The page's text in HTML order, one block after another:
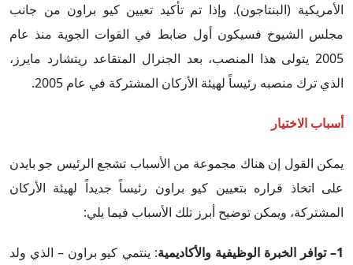
الأمريكية (البنتاجون). وإذا تم تأكيد تعيين كيو براون من جانب
مجلس الشيوخ فسيكون أول ضابط في القوات الجوية منذ عام
2005 يتولى هذا المنصب، بعد الجنرال المتقاعد ريتشارد مايرز،
الذي ترك منصبه رئيساً لهيئة الأركان المشتركة في عام 2005.
أسباب الاختيار
يمكن القول إن هناك مجموعة من الأسباب تشجع الرئيس جو بايدن
على اتخاذ قراره بتعيين كيو براون رئيساً جديداً لهيئة الأركان
المشتركة، ويمكن توضيح أبرز تلك الأسباب فيما يلي:
1– توافر الخبرة الوظيفية والأكاديمية
: ينتمي كيو براون – الذي ولد